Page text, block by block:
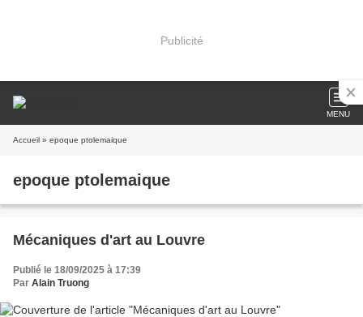
Publicité
MENU
Accueil » epoque ptolemaique
epoque ptolemaique
Mécaniques d'art au Louvre
Publié le 18/09/2025 à 17:39
Par Alain Truong